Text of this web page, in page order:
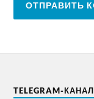
TELEGRAM-КАНАЛ